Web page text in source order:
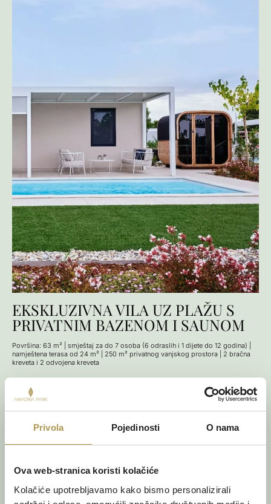
Privola Pojedinosti O nama
Ova web-stranica koristi kolačiće
Kolačiće upotrebljavamo kako bismo personalizirali
EKSKLUZIVNA VILA UZ PLAŽU S
PRIVATNIM BAZENOM I SAUNOM
Površina: 63 m² | smještaj za do 7 osoba (6 odraslih i 1 dijete do 12 godina) |
namještena terasa od 24 m² | 250 m² privatnog vanjskog prostora | 2 bračna
kreveta i 2 odvojena kreveta
Suvremena vila površine 63 m² za do sedam gostiju, okružena
mediteranskim zelenilom i s 250 m² privatnog vanjskog prostora.
elegantan dnevni boravak otvorenog tipa.